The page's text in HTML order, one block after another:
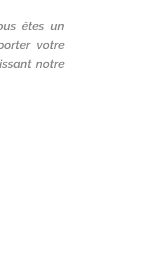
êtes un
votre
notre